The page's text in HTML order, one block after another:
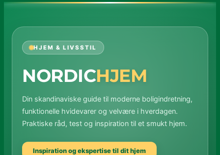
HJEM & LIVSSTIL
NORDICHJEM
Din skandinaviske guide til moderne boligindretning,
funktionelle hvidevarer og velvære i hverdagen.
Praktiske råd, test og inspiration til et smukt hjem.
Inspiration og ekspertise til dit hjem